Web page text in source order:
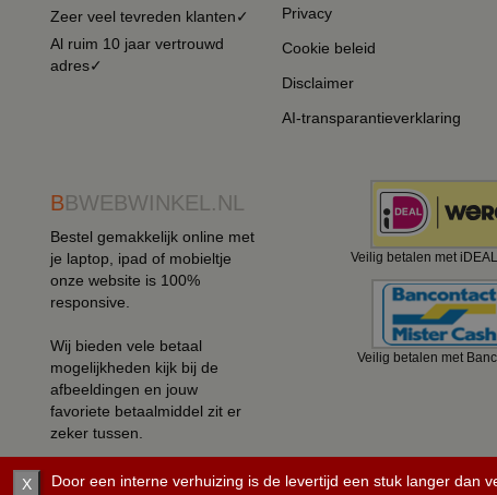
Zeer veel tevreden klanten✓
Al ruim 10 jaar vertrouwd
adres✓
Privacy
Cookie beleid
Disclaimer
AI-transparantieverklaring
BBWEBWINKEL.NL
Bestel gemakkelijk online met
je laptop, ipad of mobieltje
onze website is 100%
responsive.
Wij bieden vele betaal
mogelijkheden kijk bij de
afbeeldingen en jouw
favoriete betaalmiddel zit er
zeker tussen.
Veilig betalen met
Veilig betalen met
©2008 - 2026 BBwebwinkel.nl.
X Door een interne verhuizing is de levertijd een stuk langer dan